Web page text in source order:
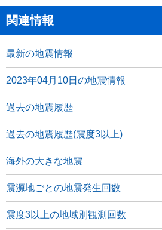
関連情報
最新の地震情報
2023年04月10日の地震情報
過去の地震履歴
過去の地震履歴(震度3以上)
海外の大きな地震
震源地ごとの地震発生回数
震度3以上の地域別観測回数